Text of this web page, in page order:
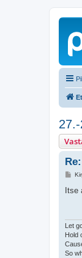
V
e
Itse
Let
Hold
So